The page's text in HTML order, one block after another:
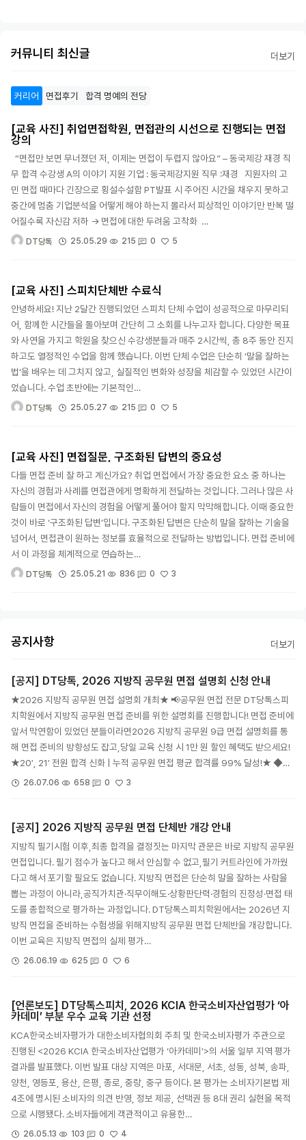
커뮤니티 최신글 더보기
커리어 면접후기 합격 명예의 전당
[교육 사진] 취업면접학원, 면접관의 시선으로 진행되는 면접
강의
“면접만 보면 무너졌던 저, 이제는 면접이 두렵지 않아요” – 동국제강 재경 직
무 합격 수강생 A의 이야기 지원 기업 : 동국제강지원 직무 :재경 지원자의 고
민 면접 때마다 긴장으로 횡설수설함 PT발표 시 주어진 시간을 채우지 못하고
중간에 멈춤 기업분석을 어떻게 해야 하는지 몰라서 피상적인 이야기만 반복 떨
어질수록 자신감 저하 → 면접에 대한 두려움 고착화 …
DT당톡 25.05.29 215 0 5
[교육 사진] 스피치단체반 수료식
안녕하세요! 지난 2달간 진행되었던 스피치 단체 수업이 성공적으로 마무리되
어, 함께한 시간들을 돌아보며 간단히 그 소회를 나누고자 합니다. 다양한 목표
와 사연을 가지고 학원을 찾으신 수강생분들과 매주 2시간씩, 총 8주 동안 진지
하고도 열정적인 수업을 함께 했습니다. 이번 단체 수업은 단순히 ‘말을 잘하는
법’을 배우는 데 그치지 않고, 실질적인 변화와 성장을 체감할 수 있었던 시간이
었습니다. 수업 초반에는 기본적인…
DT당톡 25.05.27 215 0 5
[교육 사진] 면접질문, 구조화된 답변의 중요성
다들 면접 준비 잘 하고 계신가요? 취업 면접에서 가장 중요한 요소 중 하나는
자신의 경험과 사례를 면접관에게 명확하게 전달하는 것입니다. 그러나 많은 사
람들이 면접에서 자신의 경험을 어떻게 풀어야 할지 막막해합니다. 이때 중요한
것이 바로 ‘구조화된 답변’입니다. 구조화된 답변은 단순히 말을 잘하는 기술을
넘어서, 면접관이 원하는 정보를 효율적으로 전달하는 방법입니다. 면접 준비에
서 이 과정을 체계적으로 연습하는…
DT당톡 25.05.21 836 0 3
공지사항 더보기
[공지] DT당톡, 2026 지방직 공무원 면접 설명회 신청 안내
★2026 지방직 공무원 면접 설명회 개최★ 📢공무원 면접 전문 DT당톡스피
치학원에서 지방직 공무원 면접 준비를 위한 설명회를 진행합니다! 면접 준비에
앞서 막연함이 있었던 분들이라면2026 지방직 공무원 9급 면접 설명회를 통
해 면접 준비의 방향성도 잡고,당일 교육 신청 시 1만 원 할인 혜택도 받으세요!
★20′, 21′ 전원 합격 신화 | 누적 공무원 면접 평균 합격률 99% 달성!★ ◆…
26.07.06 658 0 3
[공지] 2026 지방직 공무원 면접 단체반 개강 안내
지방직 필기시험 이후,최종 합격을 결정짓는 마지막 관문은 바로 지방직 공무원
면접입니다. 필기 점수가 높다고 해서 안심할 수 없고,필기 커트라인에 가까웠
다고 해서 포기할 필요도 없습니다. 지방직 면접은 단순히 말을 잘하는 사람을
뽑는 과정이 아니라,공직가치관·직무이해도·상황판단력·경험의 진정성·면접 태
도를 종합적으로 평가하는 과정입니다. DT당톡스피치학원에서는 2026년 지
방직 면접을 준비하는 수험생을 위해지방직 공무원 면접 단체반을 개강합니다.
이번 교육은 지방직 면접의 실제 평가…
26.06.19 625 0 6
[언론보도] DT당톡스피치, 2026 KCIA 한국소비자산업평가 ‘아
카데미’ 부분 우수 교육 기관 선정
KCA한국소비자평가가 대한소비자협의회 주최 및 한국소비자평가 주관으로
진행된 <2026 KCIA 한국소비자산업평가 ‘아카데미’>의 서울 일부 지역 평가
결과를 발표했다. 이번 발표 대상 지역은 마포, 서대문, 서초, 성동, 성북, 송파,
양천, 영등포, 용산, 은평, 종로, 중랑, 중구 등이다. 본 평가는 소비자기본법 제
4조에 명시된 소비자의 의견 반영, 정보 제공, 선택권 등 8대 권리 실현을 목적
으로 시행됐다. 소비자들에게 객관적이고 유용한…
26.05.13 103 0 4